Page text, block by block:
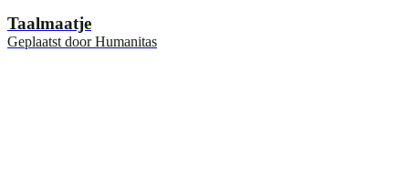
Taalmaatje
Geplaatst door Humanitas